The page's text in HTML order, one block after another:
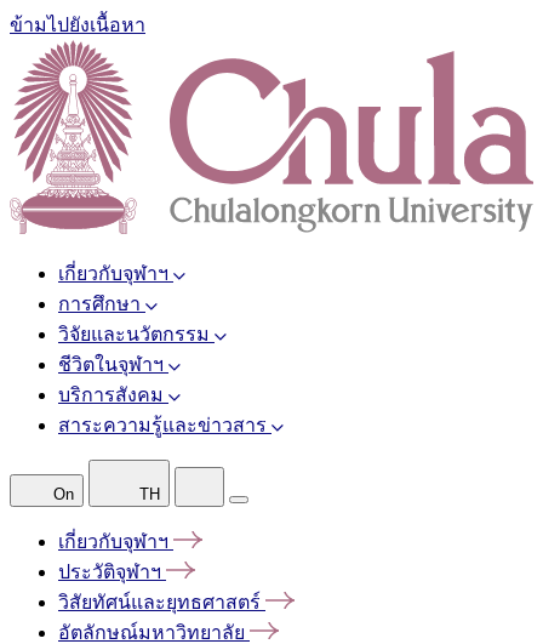
ข้ามไปยังเนื้อหา
เกี่ยวกับจุฬาฯ
การศึกษา
วิจัยและนวัตกรรม
ชีวิตในจุฬาฯ
บริการสังคม
สาระความรู้และข่าวสาร
On TH
เกี่ยวกับจุฬาฯ
ประวัติจุฬาฯ
วิสัยทัศน์และยุทธศาสตร์
อัตลักษณ์มหาวิทยาลัย